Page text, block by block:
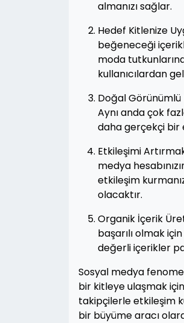
almanızı sağlar.
Hedef Kitlenize
beğeneceği
moda
kullanıcılardan
Doğal Görünümlü
Aynı anda çok
daha gerçekçi bir
Etkileşimi
medya
etkileşim
olacaktır.
Organik İçerik
başarılı olmak
değerli içerikler
Sosyal medya
bir kitleye ulaşmak
takipçilerle etkileşim
bir büyüme aracı